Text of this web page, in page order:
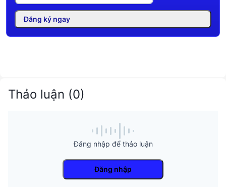
Đăng ký ngay
Thảo luận (0)
Đăng nhập để thảo luận
Đăng nhập